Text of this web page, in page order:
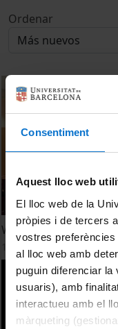
Consentiment
Aquest lloc web
El lloc web de la
pròpies i de tercers
vostres
al lloc web amb
puguin diferenciar la
usuaris), amb
interactueu amb el
màrqueting
Ordenar
Welcome and
11 Mayo, 2016